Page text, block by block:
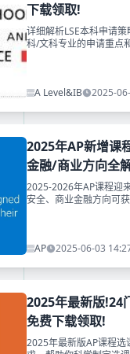
下载领取!
详细解析LSE本科申请
科/文科专业的申请重点
A Level&IB 2025-
2025年AP新增
金融/商业方向全
2025-2026年AP课程迎
安全、商业金融方向可
AP 2025-06-03
2025年最新版!24
免费下载领取!
2025年最新版AP课程